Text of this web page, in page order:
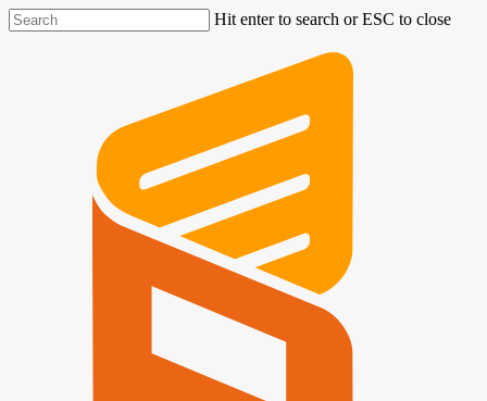
Hit enter to search or ESC to close